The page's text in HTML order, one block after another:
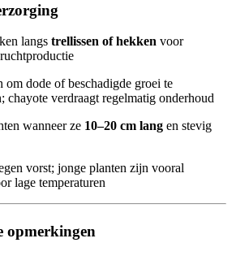
langs trellissen of hekken voor
om dode of beschadigde groei te
chayote verdraagt regelmatig onderhoud
wanneer ze 10–20 cm lang en stevig
vorst; jonge planten zijn vooral
lage temperaturen
opmerkingen